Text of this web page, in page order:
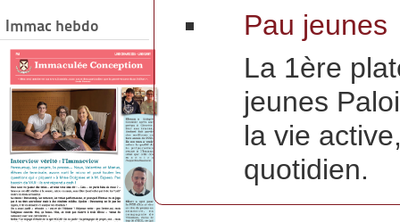
Immac hebdo
Pau jeunes
La 1ère
jeunes
la vie
quotidien.